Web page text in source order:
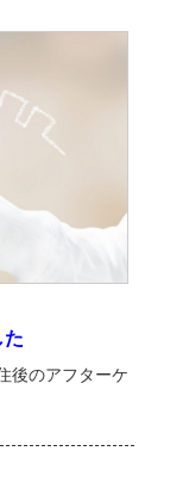
た
後のアフターケ